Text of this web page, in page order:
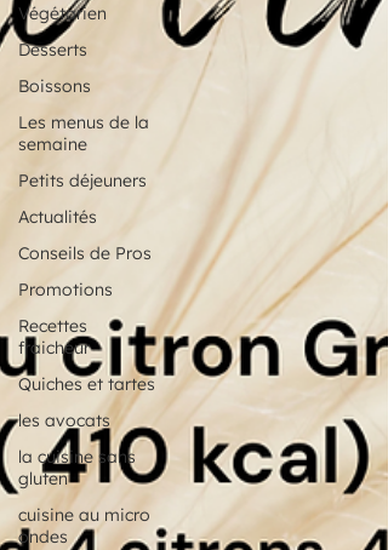
Végétarien
Desserts
Boissons
Les menus de la
semaine
Petits déjeuners
Actualités
Conseils de Pros
Promotions
Recettes
fraicheur
Quiches et tartes
les avocats
la cuisine sans
gluten
cuisine au micro
ondes